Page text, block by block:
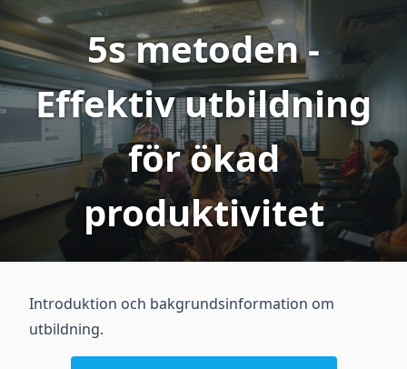
5s metoden -
Effektiv utbildning
för ökad
produktivitet
Introduktion och bakgrundsinformation om
utbildning.